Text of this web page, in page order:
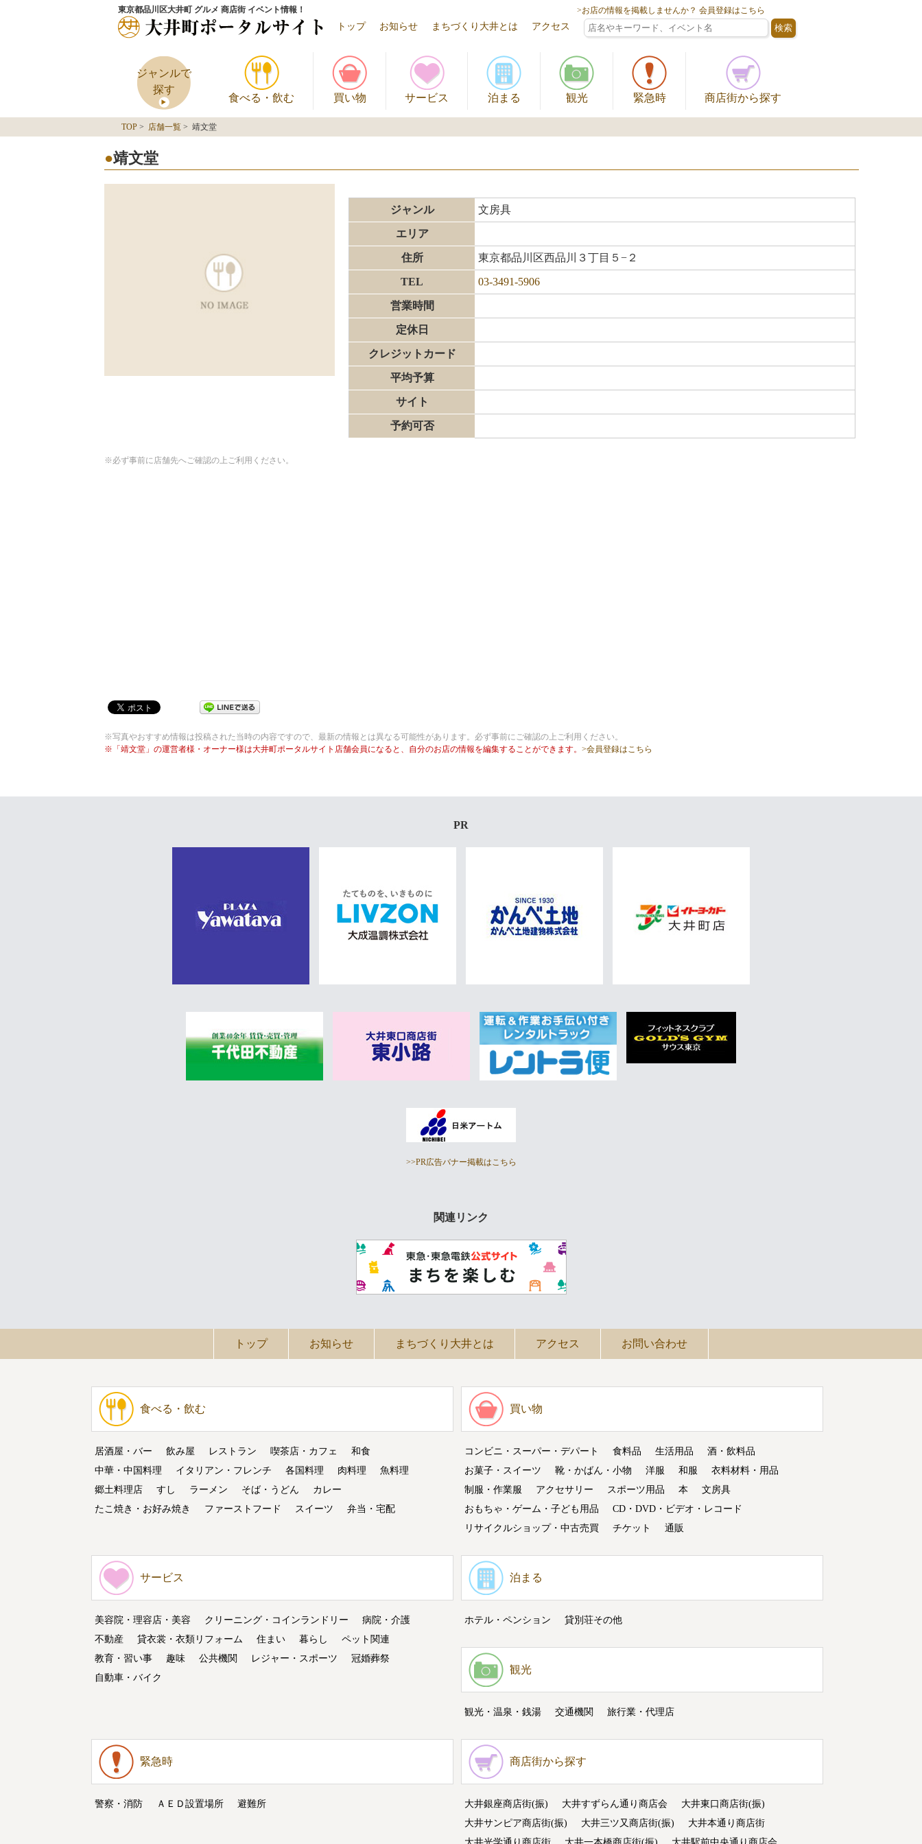
東京都品川区大井町 グルメ 商店街 イベント情報！ >お店の情報を掲載しませんか？ 会員登録はこちら
トップ お知らせ まちづくり大井とは アクセス
ジャンルで
探す
食べる・飲む 買い物 サービス 泊まる 観光 緊急時 商店街から探す
TOP > 店舗一覧 > 靖文堂
靖文堂
ジャンル 文房具
エリア
住所 東京都品川区西品川３丁目５−２
TEL 03-3491-5906
営業時間
定休日
クレジットカード
平均予算
サイト
予約可否
※必ず事前に店舗先へご確認の上ご利用ください。
※写真やおすすめ情報は投稿された当時の内容ですので、最新の情報とは異なる可能性があります。必ず事前にご確認の上ご利用ください。
※「靖文堂」の運営者様・オーナー様は大井町ポータルサイト店舗会員になると、自分のお店の情報を編集することができます。 >会員登録はこちら
PR
>>PR広告バナー掲載はこちら
関連リンク
トップ お知らせ まちづくり大井とは アクセス お問い合わせ
食べる・飲む
居酒屋・バー 飲み屋 レストラン 喫茶店・カフェ
和食
中華・中国料理
イタリアン・フレンチ 各国料理 肉料理
魚料理
郷土料理店
すし ラーメン そば・うどん
カレー
たこ焼き・お好み焼き
ファーストフード スイーツ 弁当・宅配
買い物
コンビニ・スーパー・デパート 食料品 生活用品
酒・飲料品
お菓子・スイーツ
靴・かばん・小物 洋服 和服
衣料材料・用品
制服・作業服
アクセサリー スポーツ用品 本
文房具
おもちゃ・ゲーム・子ども用品
CD・DVD・ビデオ・レコード
リサイクルショップ・中古売買
チケット 通販
サービス
美容院・理容店・美容 クリーニング・コインランドリー
病院・介護
不動産
貸衣裳・衣類リフォーム 住まい 暮らし
ペット関連
教育・習い事
趣味 公共機関 レジャー・スポーツ
冠婚葬祭
自動車・バイク
泊まる
ホテル・ペンション 貸別荘その他
観光
観光・温泉・銭湯 交通機関 旅行業・代理店
緊急時
警察・消防 ＡＥＤ設置場所 避難所
商店街から探す
大井銀座商店街(振) 大井すずらん通り商店会
大井東口商店街(振)
大井サンピア商店街(振)
大井三ツ又商店街(振)
大井本通り商店街